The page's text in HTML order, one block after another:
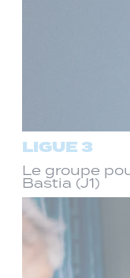
LIGUE 3
Le groupe
Bastia (J1)